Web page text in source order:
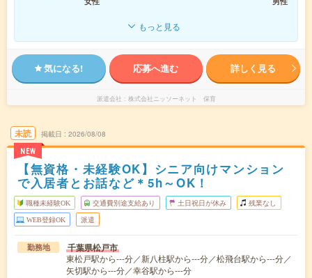
もっと見る
気になる! 応募へ進む 詳しく見る
派遣会社 株式会社ニッソーネット 保育
未読
NEW
掲載日 2026/08/08
【無資格・未経験OK】シニア向けマンション
で入居者とお話など＊5h～OK！
職種未経験OK 交通費別途支給あり 土日祝日が休み 残業なし
WEB登録OK 派遣
勤務地 千葉県松戸市
東松戸駅から---分／新八柱駅から---分／松飛台駅から---分／
矢切駅から---分／幸谷駅から---分